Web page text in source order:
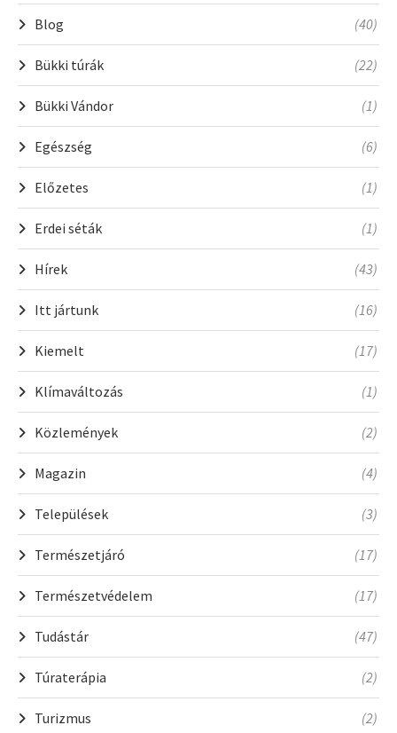
Blog (40)
Bükki túrák (22)
Bükki Vándor (1)
Egészség (6)
Előzetes (1)
Erdei séták (1)
Hírek (43)
Itt jártunk (16)
Kiemelt (17)
Klímaváltozás (1)
Közlemények (2)
Magazin (4)
Települések (3)
Természetjáró (17)
Természetvédelem (17)
Tudástár (47)
Túraterápia (2)
Turizmus (2)